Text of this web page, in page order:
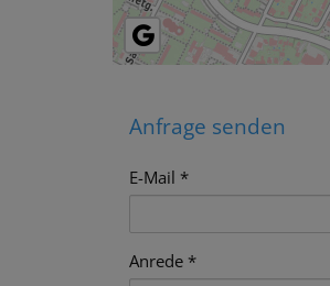
Anfrage senden
E-Mail
Anrede